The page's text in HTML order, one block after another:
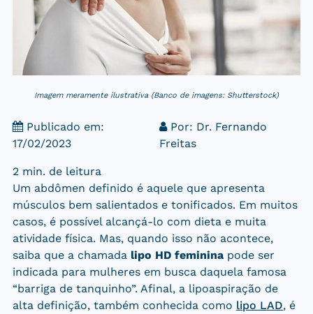
Imagem meramente ilustrativa (Banco de imagens: Shutterstock)
Publicado em:
17/02/2023
Por: Dr. Fernando
Freitas
2 min. de leitura
Um abdômen definido é aquele que apresenta
músculos bem salientados e tonificados. Em muitos
casos, é possível alcançá-lo com dieta e muita
atividade física. Mas, quando isso não acontece,
saiba que a chamada lipo HD femininapode ser
indicada para mulheres em busca daquela famosa
“barriga de tanquinho”. Afinal, a lipoaspiração de
alta definição, também conhecida como lipo LAD, é